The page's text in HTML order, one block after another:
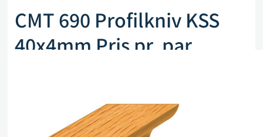
CMT 690 Profilkniv KSS
40x4mm Pris pr. par
Legg i handlekurv